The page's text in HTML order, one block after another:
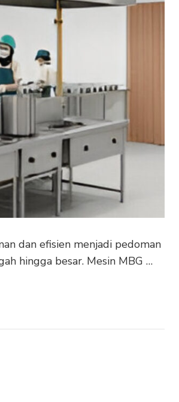
dan efisien menjadi pedoman
hingga besar. Mesin MBG …